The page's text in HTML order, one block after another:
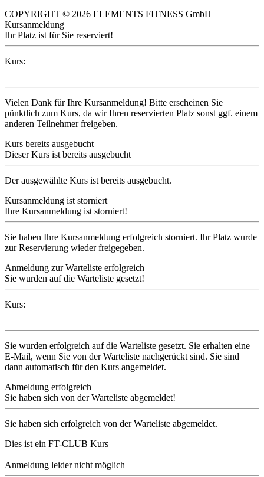
COPYRIGHT © 2026 ELEMENTS FITNESS GmbH
Kursanmeldung
Ihr Platz ist für Sie reserviert!
Kurs:
Vielen Dank für Ihre Kursanmeldung! Bitte erscheinen Sie
pünktlich zum Kurs, da wir Ihren reservierten Platz sonst ggf. einem
anderen Teilnehmer freigeben.
Kurs bereits ausgebucht
Dieser Kurs ist bereits ausgebucht
Der ausgewählte Kurs ist bereits ausgebucht.
Kursanmeldung ist storniert
Ihre Kursanmeldung ist storniert!
Sie haben Ihre Kursanmeldung erfolgreich storniert. Ihr Platz wurde
zur Reservierung wieder freigegeben.
Anmeldung zur Warteliste erfolgreich
Sie wurden auf die Warteliste gesetzt!
Kurs:
Sie wurden erfolgreich auf die Warteliste gesetzt. Sie erhalten eine
E-Mail, wenn Sie von der Warteliste nachgerückt sind. Sie sind
dann automatisch für den Kurs angemeldet.
Abmeldung erfolgreich
Sie haben sich von der Warteliste abgemeldet!
Sie haben sich erfolgreich von der Warteliste abgemeldet.
Dies ist ein FT-CLUB Kurs
Anmeldung leider nicht möglich